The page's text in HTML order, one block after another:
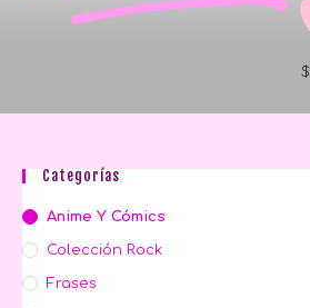
$
Categorías
Anime Y Cómics
Colección Rock
Frases